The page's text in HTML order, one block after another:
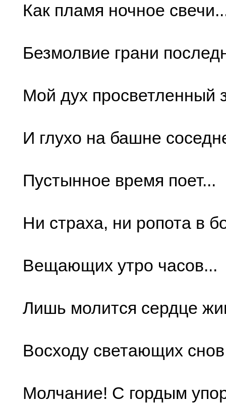
Как пламя ночное
Безмолвие грани
Мой дух просветленный
И глухо на башне
Пустынное время поет...
Ни страха, ни ропота в
Вещающих утро часов...
Лишь молится сердце
Восходу светающих
Молчание! С гордым